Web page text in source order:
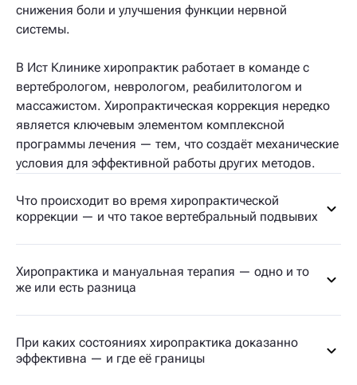
снижения боли и улучшения функции нервной
системы.
В Ист Клинике хиропрактик работает в команде с
вертебрологом, неврологом, реабилитологом и
массажистом. Хиропрактическая коррекция нередко
является ключевым элементом комплексной
программы лечения — тем, что создаёт механические
условия для эффективной работы других методов.
Что происходит во время хиропрактической
коррекции — и что такое вертебральный подвывих
Хиропрактика и мануальная терапия — одно и то
же или есть разница
При каких состояниях хиропрактика доказанно
эффективна — и где её границы